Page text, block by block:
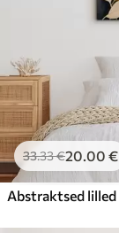
33.33€20.00 €
Abstraktsed lilled